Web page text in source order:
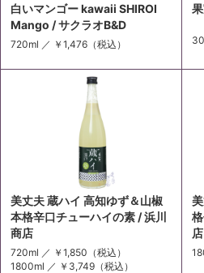
白いマンゴー kawaii SHIROI
Mango / サクラオB&D
720ml ／ ￥1,476 （税込）
美丈夫 蔵ハイ 高知ゆず＆山椒
本格辛口チューハイの素 / 浜川
商店
720ml ／ ￥1,850 （税込）
1800ml ／ ￥3,749 （税込）
店